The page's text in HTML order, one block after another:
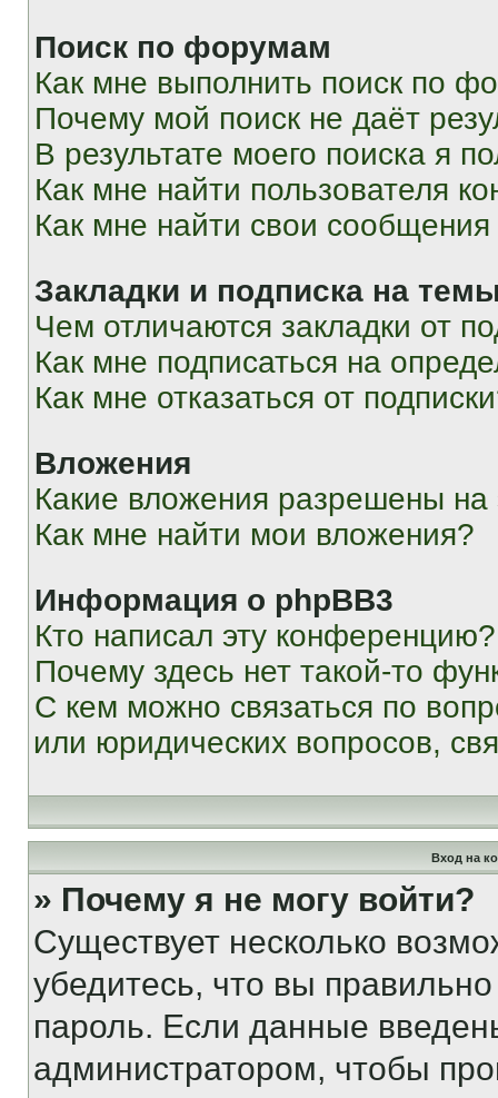
Поиск по форумам
Как мне выполнить поиск по
Почему мой поиск не даёт
В результате моего поиска я
Как мне найти пользователя
Как мне найти свои
Закладки и подписка на
Чем отличаются закладки от
Как мне подписаться на
Как мне отказаться от
Вложения
Какие вложения разрешены
Как мне найти мои вложения?
Информация о phpBB3
Кто написал эту конференцию?
Почему здесь нет такой-то
С кем можно связаться по
или юридических вопросов,
Вход на
» Почему я не могу войти?
Существует несколько
убедитесь, что вы
пароль. Если данные
администратором, чтобы